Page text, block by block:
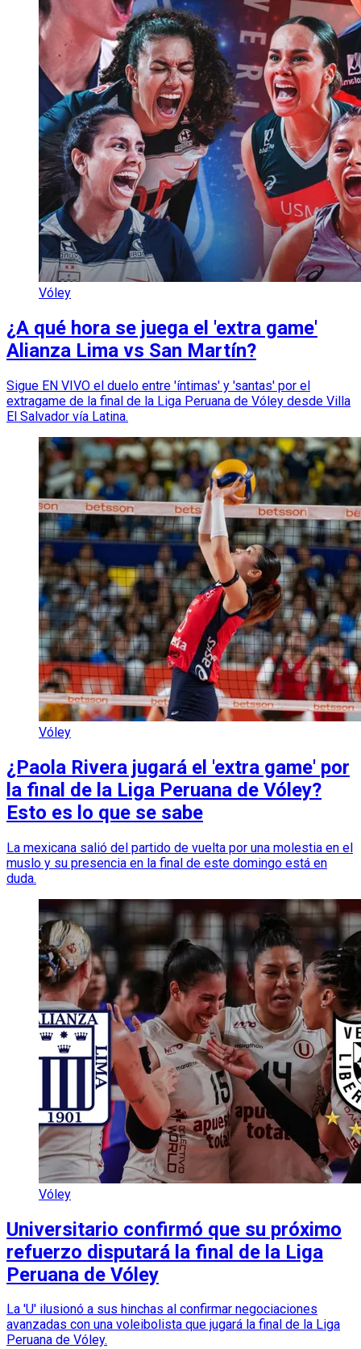
Vóley
¿A qué hora se juega el 'extra game'
Alianza Lima vs San Martín?
Sigue EN VIVO el duelo entre 'íntimas' y 'santas' por el
extragame de la final de la Liga Peruana de Vóley desde Villa
El Salvador vía Latina.
Vóley
¿Paola Rivera jugará el 'extra game' por
la final de la Liga Peruana de Vóley?
Esto es lo que se sabe
La mexicana salió del partido de vuelta por una molestia en el
muslo y su presencia en la final de este domingo está en
duda.
Vóley
Universitario confirmó que su próximo
refuerzo disputará la final de la Liga
Peruana de Vóley
La 'U' ilusionó a sus hinchas al confirmar negociaciones
avanzadas con una voleibolista que jugará la final de la Liga
Peruana de Vóley.